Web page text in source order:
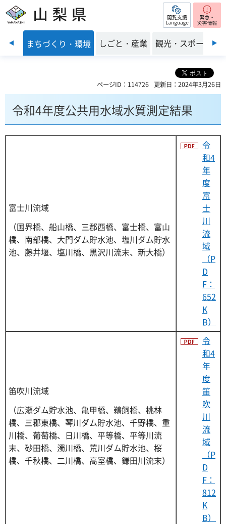
山梨県 閲覧支援
祉 まちづくり・環境 しごと・産業 観光・スポーツ
ページID：114726 更新日：2024年3月26日
令和4年度公共用水域水質測定結果
富士川流域
（国界橋、船山橋、三郡西橋、富士橋、富山
橋、南部橋、大門ダム貯水池、塩川ダム貯水
池、藤井堰、塩川橋、黒沢川流末、新大橋）
令
和4
年
度
富
士
川
流
域
（P
D
F：
652
K
B）
笛吹川流域
（広瀬ダム貯水池、亀甲橋、鵜飼橋、桃林
橋、三郡東橋、琴川ダム貯水池、千野橋、重
川橋、葡萄橋、日川橋、平等橋、平等川流
末、砂田橋、濁川橋、荒川ダム貯水池、桜
橋、千秋橋、二川橋、高室橋、鎌田川流末）
令
和4
年
度
笛
吹
川
流
域
（P
D
F：
812
K
B）